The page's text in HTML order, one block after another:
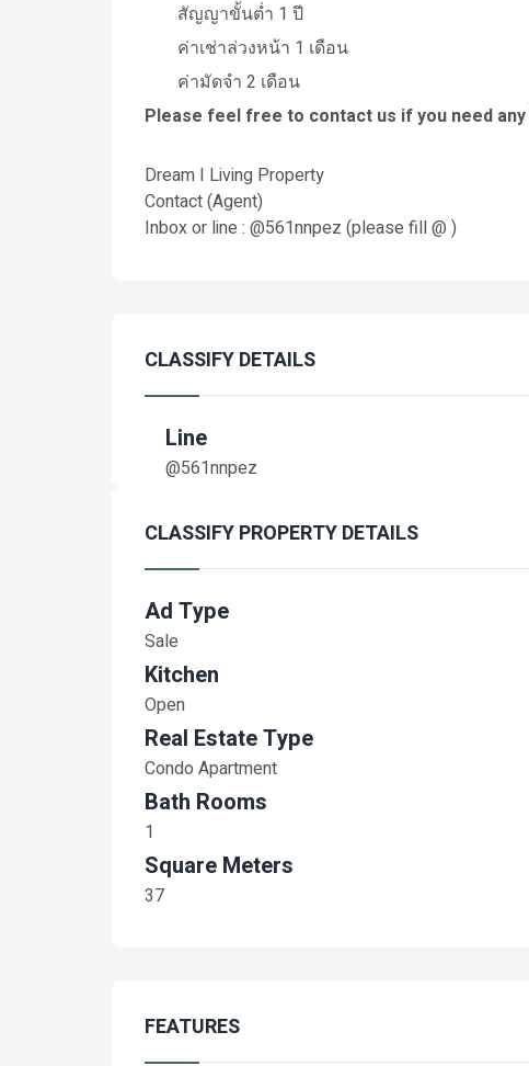
สัญญาขั้นต่ำ 1 ปี
ค่าเช่าล่วงหน้า 1 เดือน
ค่ามัดจำ 2 เดือน
Please feel free to contact us if you need
Dream I Living Property
Contact (Agent)
Inbox or line : @561nnpez (please fill @ )
CLASSIFY DETAILS
Line
@561nnpez
CLASSIFY PROPERTY DETAILS
Ad Type
Sale
Kitchen
Open
Real Estate Type
Condo Apartment
Bath Rooms
1
Square Meters
37
FEATURES